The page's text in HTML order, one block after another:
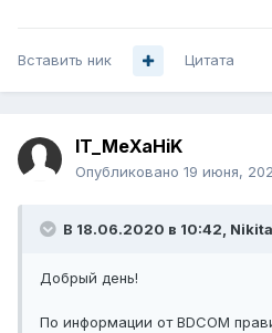
Вставить ник Цитата
IT_MeXaHiK
Опубликовано 19 июня,
В 18.06.2020 в 10:42,
Добрый день!
По информации от BDCOM